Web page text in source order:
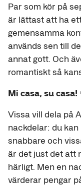
Par som kör på
är lättast att ha
gemensamma
används sen till
annat gott. Och
romantiskt så
Mi casa, su casa!
Vissa vill dela på
nackdelar: du
snabbare och
är det just det att
härligt. Men en
värderar pengar